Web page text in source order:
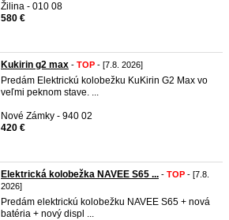
Žilina - 010 08
580 €
Kukirin g2 max - TOP - [7.8. 2026]
Predám Elektrickú kolobežku KuKirin G2 Max vo
veľmi peknom stave. ...
Nové Zámky - 940 02
420 €
Elektrická kolobežka NAVEE S65 ... - TOP - [7.8.
2026]
Predám elektrickú kolobežku NAVEE S65 + nová
batéria + nový displ ...